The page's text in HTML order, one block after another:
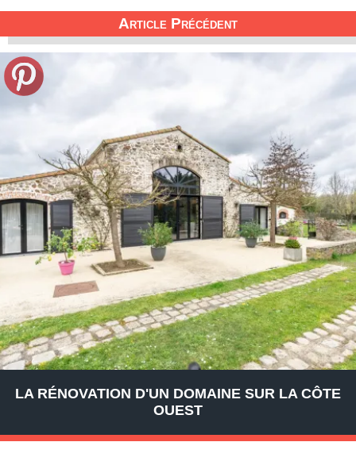
Article Précédent
LA RÉNOVATION D'UN DOMAINE SUR LA CÔTE
OUEST